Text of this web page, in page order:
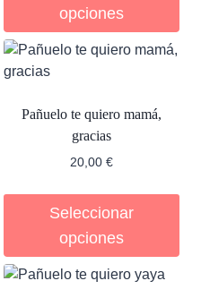
opciones
Pañuelo te quiero mamá,
gracias
20,00 €
Seleccionar
opciones